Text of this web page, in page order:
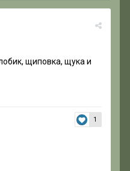
щиповка, щука и
1